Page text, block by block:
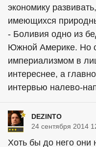
экономику
имеющихся
- Боливия одно из
Южной Америке. Но
империализмом в
интереснее, а
интервью налево-
DEZINTO
24 сентября 2014
Хоть бы до него они